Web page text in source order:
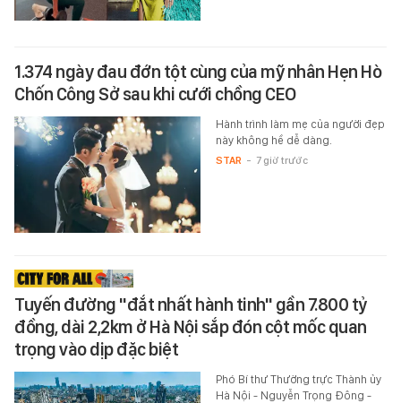
1.374 ngày đau đớn tột cùng của mỹ nhân Hẹn Hò
Chốn Công Sở sau khi cưới chồng CEO
Hành trình làm mẹ của người đẹp
này không hề dễ dàng.
STAR - 7 giờ trước
Tuyến đường "đắt nhất hành tinh" gần 7.800 tỷ
đồng, dài 2,2km ở Hà Nội sắp đón cột mốc quan
trọng vào dịp đặc biệt
Phó Bí thư Thường trực Thành ủy
Hà Nội - Nguyễn Trọng Đông -